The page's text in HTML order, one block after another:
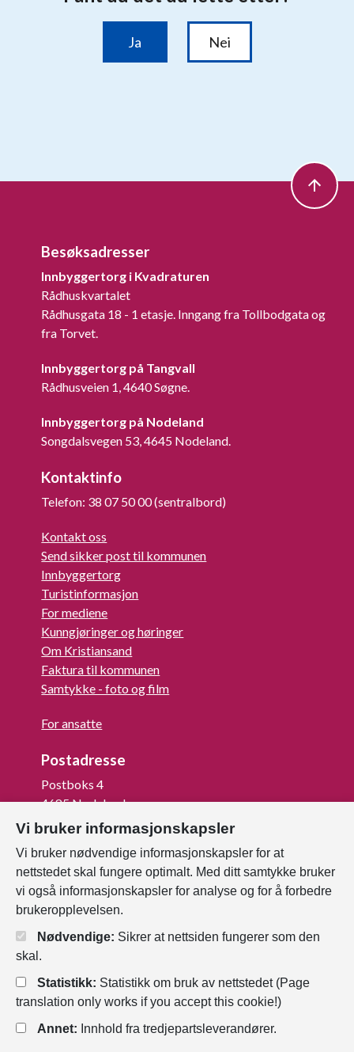
Besøksadresser
Innbyggertorg i Kvadraturen
Rådhuskvartalet
Rådhusgata 18 - 1 etasje. Inngang fra Tollbodgata og
fra Torvet.
Innbyggertorg på Tangvall
Rådhusveien 1, 4640 Søgne.
Innbyggertorg på Nodeland
Songdalsvegen 53, 4645 Nodeland.
Kontaktinfo
Telefon: 38 07 50 00 (sentralbord)
Kontakt oss
Send sikker post til kommunen
Innbyggertorg
Turistinformasjon
For mediene
Kunngjøringer og høringer
Om Kristiansand
Faktura til kommunen
Samtykke - foto og film
For ansatte
Postadresse
Postboks 4
4685 Nodeland
Org.nr: 820 852 982
Last ned vår innbygger -app
Vi bruker informasjonskapsler
Vi bruker nødvendige informasjonskapsler for at
nettstedet skal fungere optimalt. Med ditt samtykke bruker
vi også informasjonskapsler for analyse og for å forbedre
brukeropplevelsen.
Nødvendige: Sikrer at nettsiden fungerer som den
skal.
Statistikk: Statistikk om bruk av nettstedet (Page
translation only works if you accept this cookie!)
Annet: Innhold fra tredjepartsleverandører.